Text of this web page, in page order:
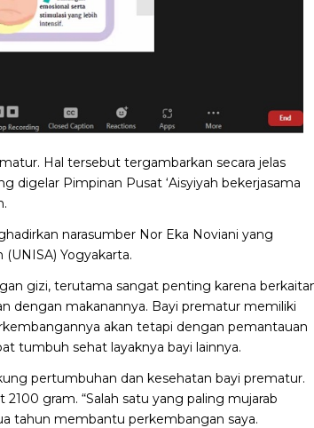
Hal tersebut tergambarkan secara jelas
digelar Pimpinan Pusat ‘Aisyiyah bekerjasama
narasumber Nor Eka Noviani yang
Yogyakarta.
gizi, terutama sangat penting karena
dengan makanannya. Bayi prematur memiliki
akan tetapi dengan pemantauan
tumbuh sehat layaknya bayi lainnya.
pertumbuhan dan kesehatan bayi prematur.
gram. “Salah satu yang paling mujarab
tahun membantu perkembangan saya.